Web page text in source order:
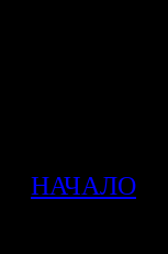
НАЧАЛО